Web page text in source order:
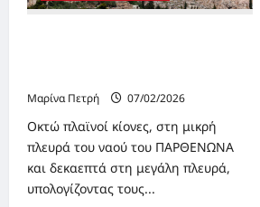
Μαρίνα Πετρή
07/02/2026
Οκτώ πλαϊνοί κίονες, στη μικρή
πλευρά του ναού του ΠΑΡΘΕΝΩΝΑ
και δεκαεπτά στη μεγάλη πλευρά,
υπολογίζοντας τους...